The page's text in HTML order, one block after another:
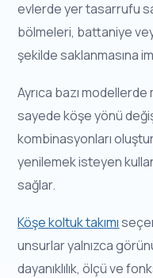
evlerde yer tasarrufu
bölmeleri, battaniye
şekilde saklanmasına
Ayrıca bazı
sayede köşe yönü
kombinasyonları
yenilemek isteyen
sağlar.
Köşe koltuk takımı
unsurlar yalnızca
dayanıklılık, ölçü ve